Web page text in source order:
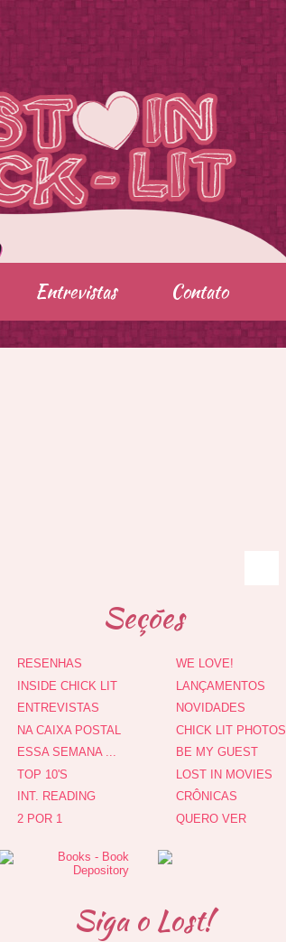
Entrevistas Contato
Seções
RESENHAS
INSIDE CHICK LIT
ENTREVISTAS
NA CAIXA POSTAL
ESSA SEMANA ...
TOP 10'S
INT. READING
2 POR 1
WE LOVE!
LANÇAMENTOS
NOVIDADES
CHICK LIT PHOTOS
BE MY GUEST
LOST IN MOVIES
CRÔNICAS
QUERO VER
Siga o Lost!